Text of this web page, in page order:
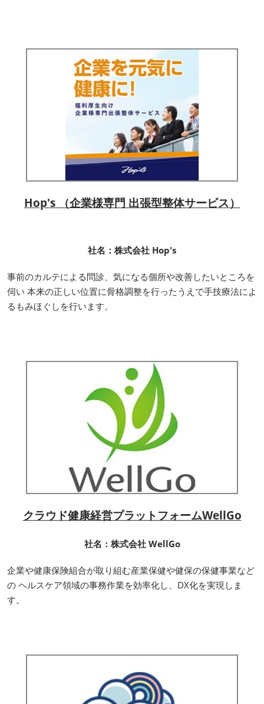
Hop's （企業様専門 出張型整体サービス）
社名：株式会社 Hop's
事前のカルテによる問診、気になる個所や改善したいところを
伺い 本来の正しい位置に骨格調整を行ったうえで手技療法によ
るもみほぐしを行います。
クラウド健康経営プラットフォームWellGo
社名：株式会社 WellGo
企業や健康保険組合が取り組む産業保健や健保の保健事業など
の ヘルスケア領域の事務作業を効率化し、DX化を実現しま
す。